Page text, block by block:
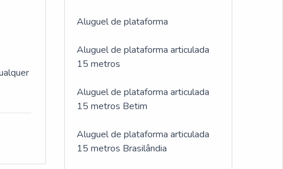
Aluguel de plataforma
Aluguel de plataforma articulada
15 metros
Aluguel de plataforma articulada
15 metros Betim
Aluguel de plataforma articulada
15 metros Brasilândia